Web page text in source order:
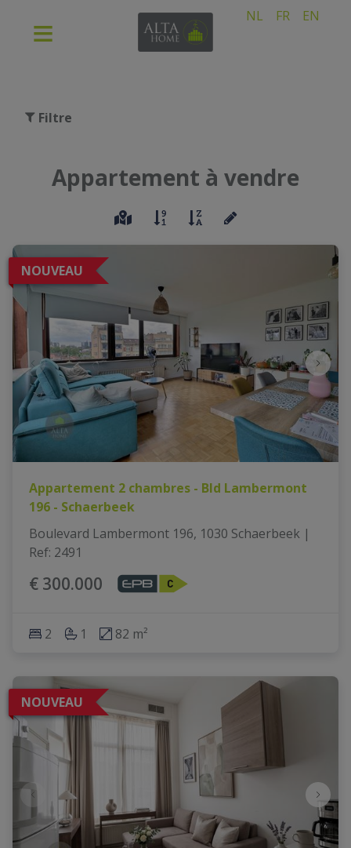
NL FR EN
Filtre
Appartement à vendre
NOUVEAU
Appartement 2 chambres - Bld Lambermont
196 - Schaerbeek
Boulevard Lambermont 196, 1030 Schaerbeek |
Ref: 2491
€ 300.000
2 1 82 m²
NOUVEAU